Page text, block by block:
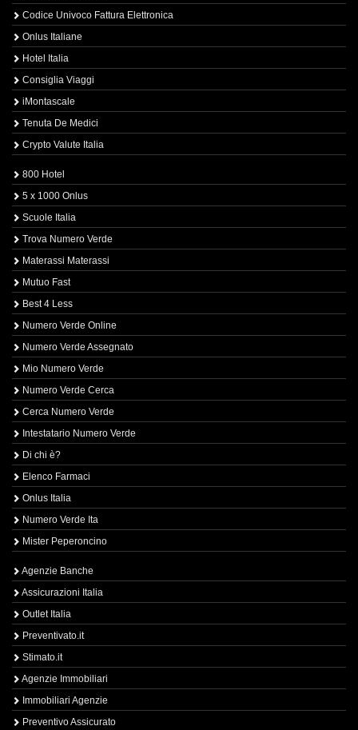
Codice Univoco Fattura Elettronica
Onlus Italiane
Hotel Italia
Consiglia Viaggi
iMontascale
Tenuta De Medici
Crypto Valute Italia
800 Hotel
5 x 1000 Onlus
Scuole Italia
Trova Numero Verde
Materassi Materassi
Mutuo Fast
Best 4 Less
Numero Verde Online
Numero Verde Assegnato
Mio Numero Verde
Numero Verde Cerca
Cerca Numero Verde
Intestatario Numero Verde
Di chi è?
Elenco Farmaci
Onlus Italia
Numero Verde Ita
Mister Peperoncino
Agenzie Banche
Assicurazioni Italia
Outlet Italia
Preventivato.it
Stimato.it
Agenzie Immobiliari
Immobiliari Agenzie
Preventivo Assicurato